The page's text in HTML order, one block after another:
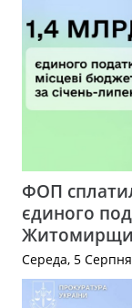
ФОП
єдиного
Середа, 5